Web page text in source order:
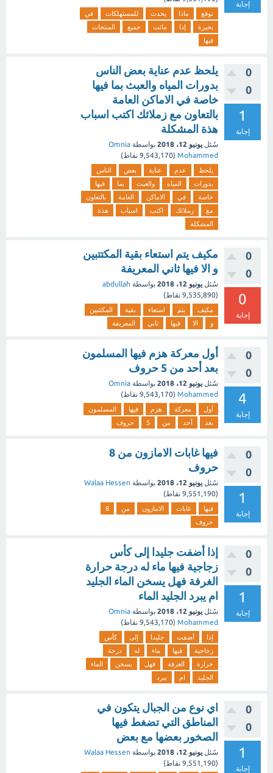
إجابة
توقع ماذا يحدث للمستهلكات
في
بحيرة
إذا ماتت جميع
المنتجات
فيها
0
0
1
إجابة
يلحظ عدم عناية بعض الناس
بدورات المياه والعبث بما فيها
خاصة في الاماكن العامة
بالتعاون مع زملائك اكتب اسباب
هذة المشكلة
سُئل يونيو 12، 2018 بواسطة Omnia
Mohammed
(
9,543,170 نقاط)
يلحظ عدم عناية بعض
الناس
بدورات
المياه والعبث بما
فيها
خاصة
في الاماكن العامة
بالتعاون
مع
زملائك اكتب اسباب
هذة
المشكلة
0
0
0
إجابة
مكيف يتم استعاء بقية المكتتبين
و الا فيها ثاني المعريفة
سُئل يونيو 12، 2018 بواسطة abdullah
(
9,535,890 نقاط)
مكيف يتم استعاء بقية
المكتتبين
و
الا فيها ثاني المعريفة
0
0
4
إجابة
أول معركة هزم فيها المسلمون
بعد أحد من 5 حروف
سُئل يونيو 12، 2018 بواسطة Omnia
Mohammed
(
9,543,170 نقاط)
أول معركة هزم فيها
المسلمون
بعد
أحد من 5 حروف
0
0
1
إجابة
فيها غابات الامازون من 8
حروف
سُئل يونيو 12، 2018 بواسطة Walaa Hessen
(
9,551,190 نقاط)
فيها غابات الامازون من
8
حروف
0
0
1
إجابة
إذا أضفت جليدا إلى كأس
زجاجية فيها ماء له درجة حرارة
الغرفة فهل يسخن الماء الجليد
ام يبرد الجليد الماء
سُئل يونيو 12، 2018 بواسطة Omnia
Mohammed
(
9,543,170 نقاط)
إذا أضفت جليدا إلى
كأس
زجاجية
فيها ماء له
درجة
حرارة
الغرفة فهل يسخن
الماء
الجليد
ام يبرد
0
0
1
إجابة
اي نوع من الجبال يتكون في
المناطق التي تضغط فيها
الصخور بعضها مع بعض
سُئل يونيو 12، 2018 بواسطة Walaa Hessen
(
9,551,190 نقاط)